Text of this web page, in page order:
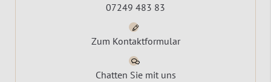
07249 483 83
Zum Kontaktformular
Chatten Sie mit uns